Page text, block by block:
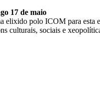
17 de maio
elixido polo ICOM para esta
culturais, sociais e